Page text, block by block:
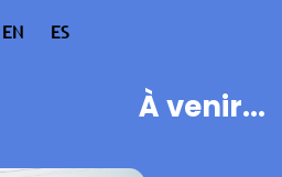
EN ES
À venir...